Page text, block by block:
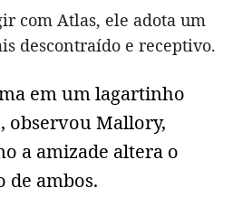
com Atlas, ele adota um
descontraído e receptivo.
em um lagartinho
observou Mallory,
a amizade altera o
de ambos.